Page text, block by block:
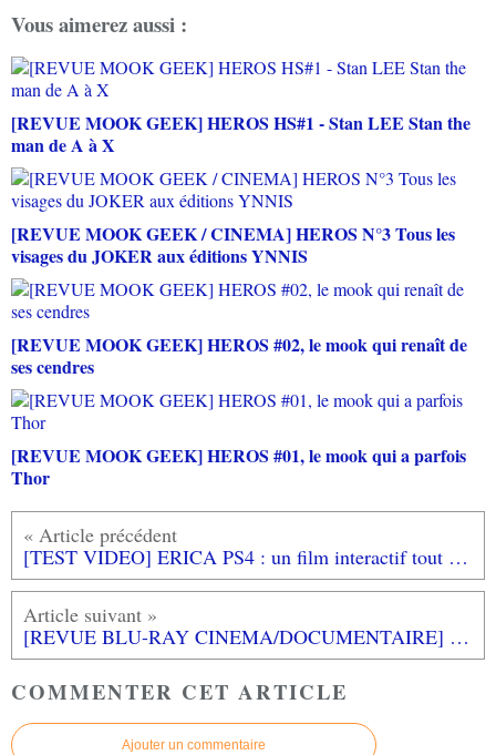
Vous aimerez aussi :
[REVUE MOOK GEEK] HEROS HS#1 - Stan LEE Stan the
man de A à X
[REVUE MOOK GEEK / CINEMA] HEROS N°3 Tous les
visages du JOKER aux éditions YNNIS
[REVUE MOOK GEEK] HEROS #02, le mook qui renaît de
ses cendres
[REVUE MOOK GEEK] HEROS #01, le mook qui a parfois
Thor
[TEST VIDEO] ERICA PS4 : un film interactif tout simplement
[REVUE BLU-RAY CINEMA/DOCUMENTAIRE] APPOLO 11
COMMENTER CET ARTICLE
Ajouter un commentaire